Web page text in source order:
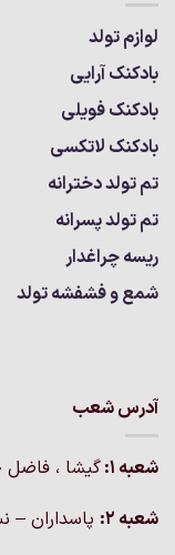
لوازم تولد
بادکنک آرایی
بادکنک فویلی
بادکنک لاتکسی
تم تولد دخترانه
تم تولد پسرانه
ریسه چراغدار
شمع و فشفشه تولد
آدرس شعب
شعبه 1:
گيشا ، فاضل
شعبه 2:
پاسداران –